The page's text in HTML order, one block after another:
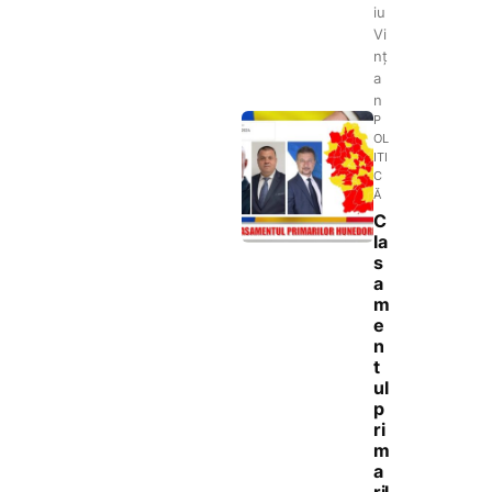
iu
Vi
nț
a
n
P
OL
ITI
C
Ă
C
la
s
a
m
e
n
t
ul
p
ri
m
a